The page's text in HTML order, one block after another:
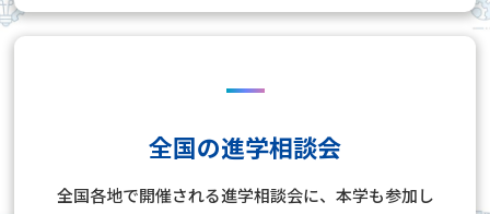
全国の進学相談会
全国各地で開催される進学相談会に、本学も参加し